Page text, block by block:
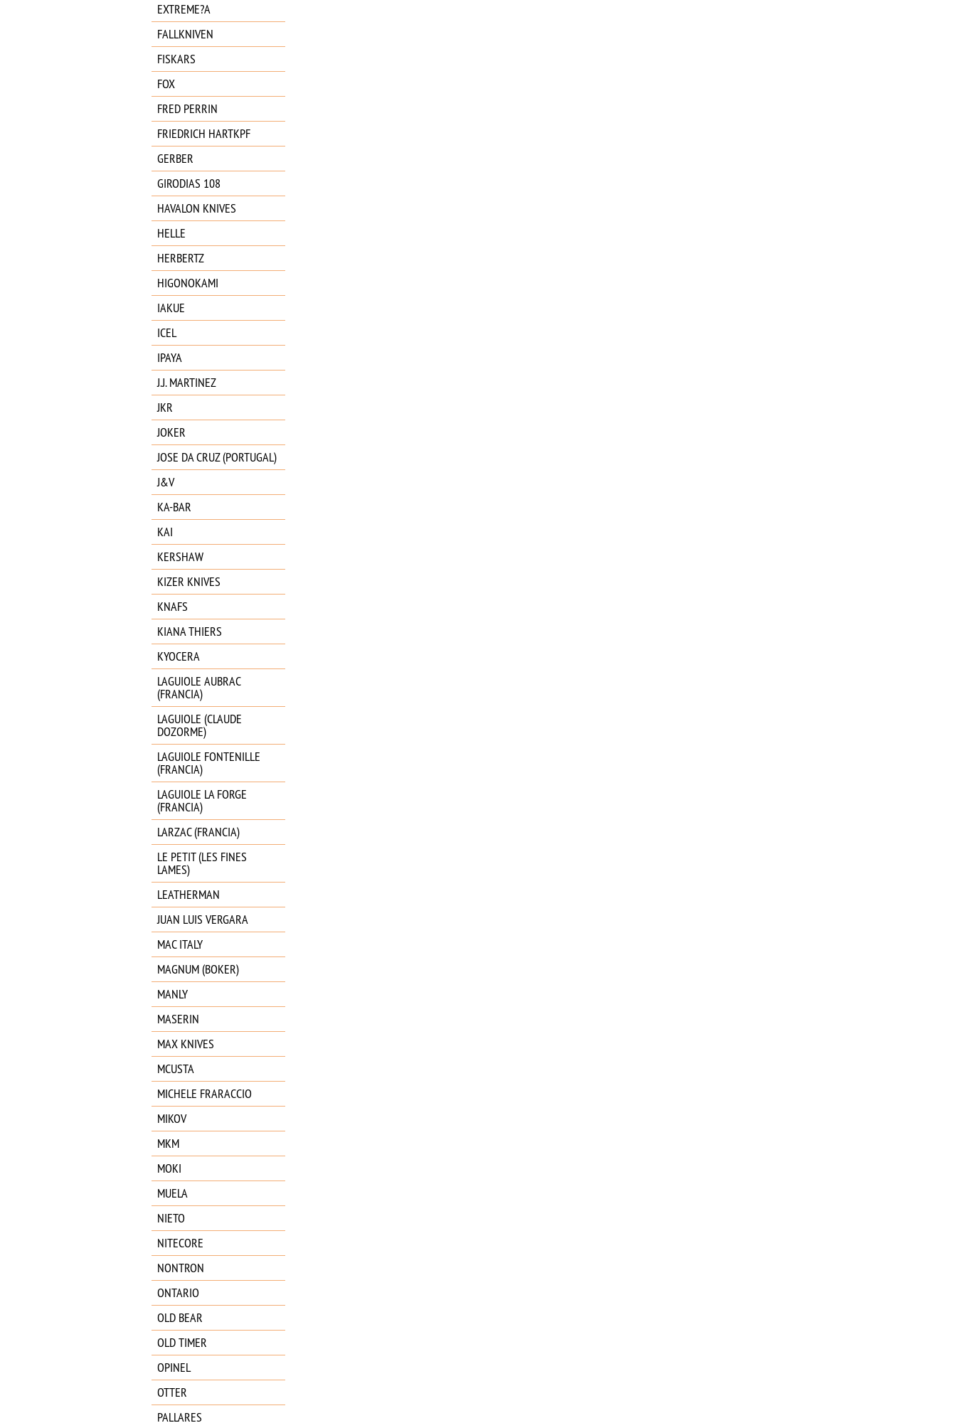
EXTREME?A
FALLKNIVEN
FISKARS
FOX
FRED PERRIN
FRIEDRICH HARTKPF
GERBER
GIRODIAS 108
HAVALON KNIVES
HELLE
HERBERTZ
HIGONOKAMI
IAKUE
ICEL
IPAYA
J.J. MARTINEZ
JKR
JOKER
JOSE DA CRUZ (PORTUGAL)
J&V
KA-BAR
KAI
KERSHAW
KIZER KNIVES
KNAFS
KIANA THIERS
KYOCERA
LAGUIOLE AUBRAC
(FRANCIA)
LAGUIOLE (CLAUDE
DOZORME)
LAGUIOLE FONTENILLE
(FRANCIA)
LAGUIOLE LA FORGE
(FRANCIA)
LARZAC (FRANCIA)
LE PETIT (LES FINES
LAMES)
LEATHERMAN
JUAN LUIS VERGARA
MAC ITALY
MAGNUM (BOKER)
MANLY
MASERIN
MAX KNIVES
MCUSTA
MICHELE FRARACCIO
MIKOV
MKM
MOKI
MUELA
NIETO
NITECORE
NONTRON
ONTARIO
OLD BEAR
OLD TIMER
OPINEL
OTTER
PALLARES